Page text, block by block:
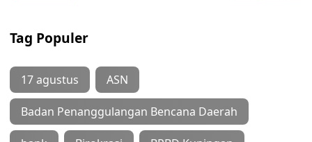
Tag Populer
17 agustus ASN
Badan Penanggulangan Bencana Daerah